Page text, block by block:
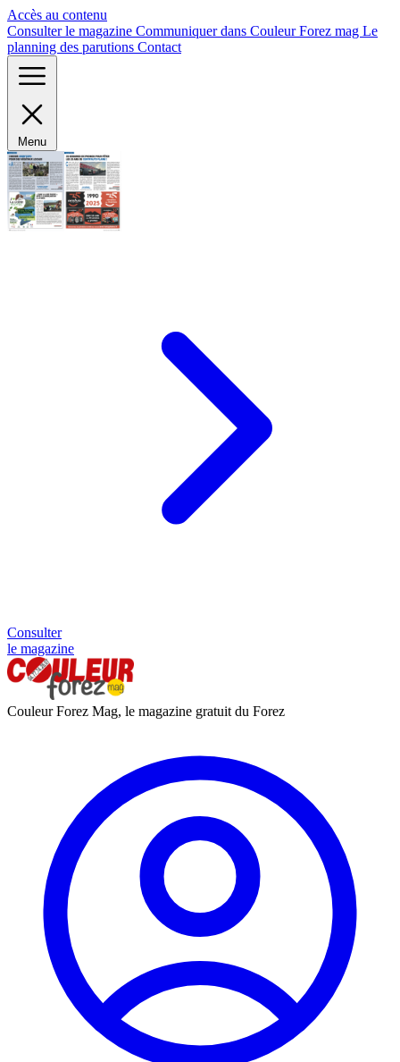
Accès au contenu
Consulter le magazine Communiquer dans Couleur Forez mag Le
planning des parutions Contact
Menu
Consulter
le magazine
Couleur Forez Mag, le magazine gratuit du Forez
Panneau de gestion des cookies